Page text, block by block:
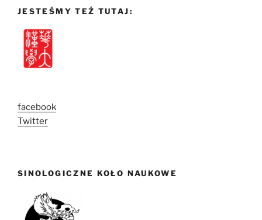
JESTEŚMY TEŻ TUTAJ:
facebook
Twitter
SINOLOGICZNE KOŁO NAUKOWE